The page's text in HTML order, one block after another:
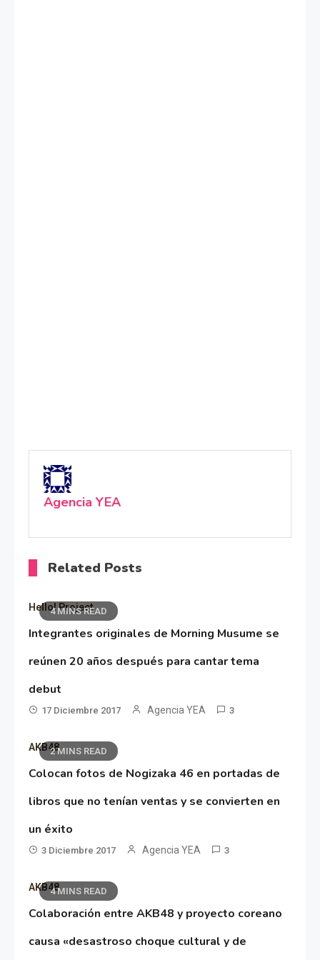
Agencia YEA
Related Posts
4 MINS READ
Hello! Project
Integrantes originales de Morning Musume se
reúnen 20 años después para cantar tema
debut
17 Diciembre 2017 Agencia YEA 3
2 MINS READ
AKB48
Colocan fotos de Nogizaka 46 en portadas de
libros que no tenían ventas y se convierten en
un éxito
3 Diciembre 2017 Agencia YEA 3
4 MINS READ
AKB48
Colaboración entre AKB48 y proyecto coreano
causa «desastroso choque cultural y de